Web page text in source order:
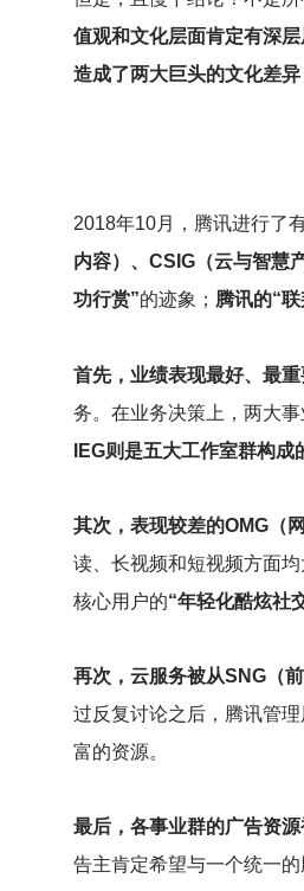
值观和文化层面肯定有深
造成了两大巨头的文化差
2018年10月，腾讯进行了
内容）、CSIG（云与智慧
功行赏”的迹象； 腾讯的“
首先，业绩表现最好、最
务。在业务决策上，两大
IEG则是五大工作室群构
其次，表现较差的OMG（
读、长视频和短视频方面
核心用户的“年轻化酷炫社
再次，云服务被从SNG（
过反复讨论之后，腾讯管
富的资源。
最后，各事业群的广告资
告主肯定希望与一个统一